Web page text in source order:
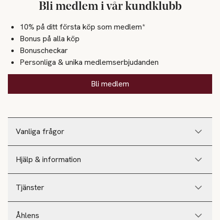
Vanliga frågor
Hjälp & information
Tjänster
Åhlens
Bli medlem i vår kundklubb
10% på ditt första köp som medlem*
Bonus på alla köp
Bonuscheckar
Personliga & unika medlemserbjudanden
Bli medlem